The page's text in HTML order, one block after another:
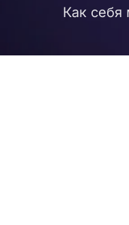
Как себя